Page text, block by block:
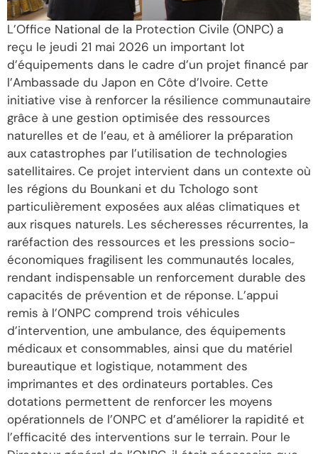
L’Office National de la Protection Civile (ONPC) a
reçu le jeudi 21 mai 2026 un important lot
d’équipements dans le cadre d’un projet financé par
l’Ambassade du Japon en Côte d’Ivoire. Cette
initiative vise à renforcer la résilience communautaire
grâce à une gestion optimisée des ressources
naturelles et de l’eau, et à améliorer la préparation
aux catastrophes par l’utilisation de technologies
satellitaires. Ce projet intervient dans un contexte où
les régions du Bounkani et du Tchologo sont
particulièrement exposées aux aléas climatiques et
aux risques naturels. Les sécheresses récurrentes, la
raréfaction des ressources et les pressions socio-
économiques fragilisent les communautés locales,
rendant indispensable un renforcement durable des
capacités de prévention et de réponse. L’appui
remis à l’ONPC comprend trois véhicules
d’intervention, une ambulance, des équipements
médicaux et consommables, ainsi que du matériel
bureautique et logistique, notamment des
imprimantes et des ordinateurs portables. Ces
dotations permettent de renforcer les moyens
opérationnels de l’ONPC et d’améliorer la rapidité et
l’efficacité des interventions sur le terrain. Pour le